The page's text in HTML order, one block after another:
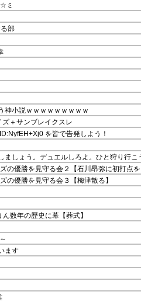
ミ
部
神小説ｗｗｗｗｗｗｗｗｗ
＋サンブレイクスレ
を皆で告発しよう！
ましょう。デュエルしろよ。ひと狩り行こ
の優勝を見守る会２【石川昂弥に初打点
の優勝を見守る会３【梅津散る】
数年の歴史に幕【葬式】
ます